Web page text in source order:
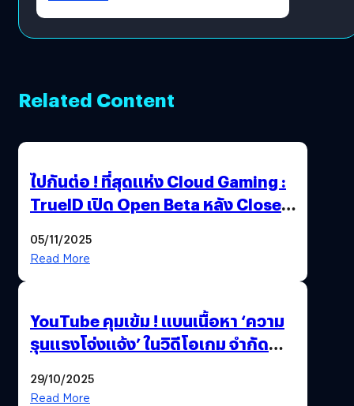
Related Content
ไปกันต่อ ! ที่สุดแห่ง Cloud Gaming :
TrueID เปิด Open Beta หลัง Close
Thailand Game Show 2025 ทะลุ 15
05/11/2025
Read More
YouTube คุมเข้ม ! แบนเนื้อหา ‘ความ
รุนแรงโจ่งแจ้ง’ ในวิดีโอเกม จำกัด
29/10/2025
Read More